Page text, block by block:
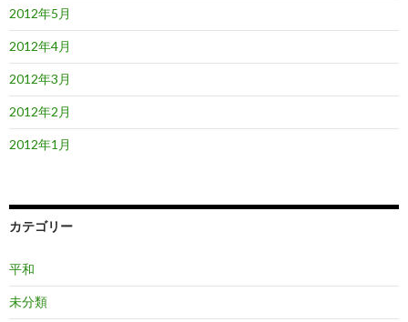
2012年5月
2012年4月
2012年3月
2012年2月
2012年1月
カテゴリー
平和
未分類